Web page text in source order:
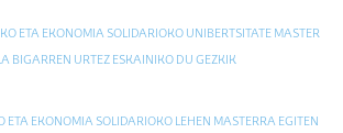
ETA EKONOMIA SOLIDARIOKO UNIBERTSITATE MASTER
BIGARREN URTEZ ESKAINIKO DU GEZKIK
ETA EKONOMIA SOLIDARIOKO LEHEN MASTERRA EGITEN